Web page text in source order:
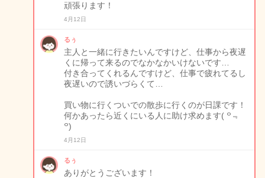
頑張ります！
4月12日
るぅ
主人と一緒に行きたいんですけど、仕事から夜遅
くに帰って来るのでなかなかいけないです…
付き合ってくれるんですけど、仕事で疲れてるし
夜遅いので誘いづらくて…
買い物に行くついでの散歩に行くのが日課です！
何かあったら近くにいる人に助け求めます( ꒪﹃
꒪)
4月12日
るぅ
ありがとうございます！